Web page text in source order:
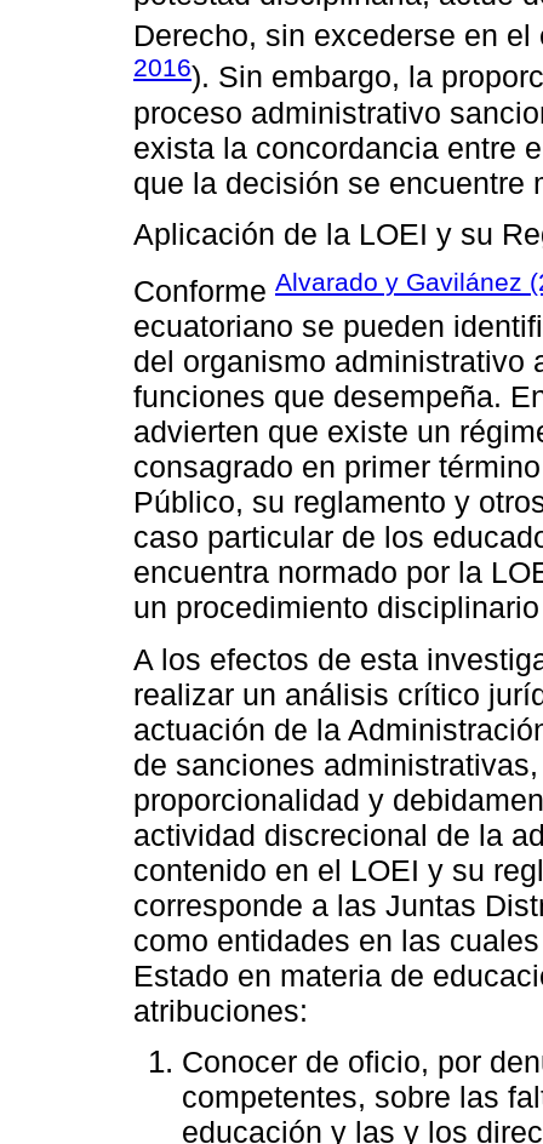
Derecho, sin excederse en
2016). Sin embargo, la
proceso administrativo
exista la concordancia entre
que la decisión se encuentre
Aplicación de la LOEI y su
Conforme Alvarado y Gavilánez
ecuatoriano se pueden
del organismo administrativo
funciones que desempeña.
advierten que existe un
consagrado en primer
Público, su reglamento y
caso particular de los
encuentra normado por la
un procedimiento
A los efectos de esta
realizar un análisis crítico
actuación de la
de sanciones
proporcionalidad y
actividad discrecional de la
contenido en el LOEI y su
corresponde a las Juntas
como entidades en las
Estado en materia de
atribuciones:
Conocer de oficio, por
competentes, sobre las
educación y las y los